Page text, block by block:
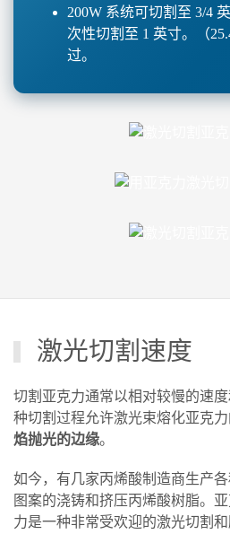
200W 系统可切割至 3/4
次性切割至 1 英寸。（
过。
激光切割速度
切割亚克力通常以相对较慢的速
种切割过程允许激光束熔化亚克
焰抛光的边缘。
如今，有几家丙烯酸制造商生产
图案的浇铸和挤压丙烯酸树脂。
力是一种非常受欢迎的激光切割和